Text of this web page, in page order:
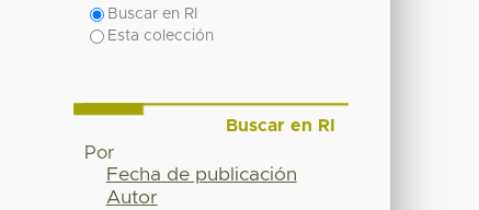
Buscar en RI
Esta colección
Buscar en RI
Por
Fecha de publicación
Autor